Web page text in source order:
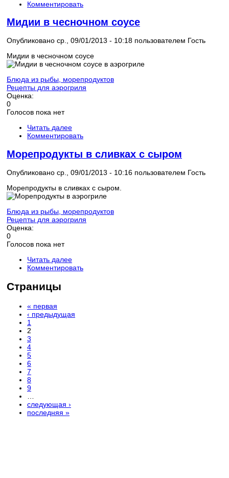
Комментировать
Мидии в чесночном соусе
Опубликовано ср., 09/01/2013 - 10:18 пользователем Гость
Мидии в чесночном соусе
Блюда из рыбы, морепродуктов
Рецепты для аэрогриля
Оценка:
0
Голосов пока нет
Читать далее
Комментировать
Морепродукты в сливках с сыром
Опубликовано ср., 09/01/2013 - 10:16 пользователем Гость
Морепродукты в сливках с сыром.
Блюда из рыбы, морепродуктов
Рецепты для аэрогриля
Оценка:
0
Голосов пока нет
Читать далее
Комментировать
Страницы
« первая
‹ предыдущая
1
2
3
4
5
6
7
8
9
следующая ›
последняя »